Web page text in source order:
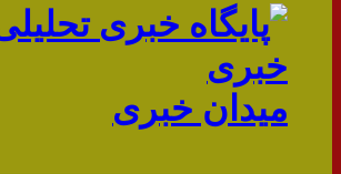
میدان خبری